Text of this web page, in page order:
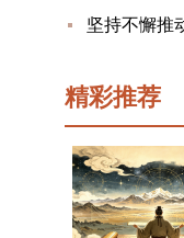
向前进 凝心
坚持不懈推
精彩推荐